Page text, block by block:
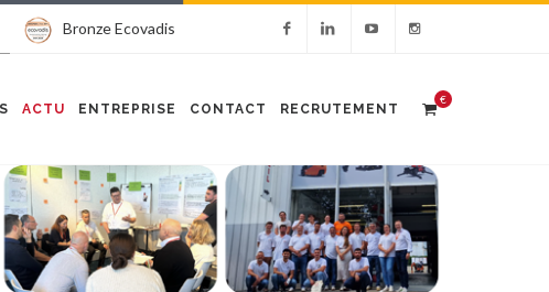
Bronze Ecovadis
ACTU ENTREPRISE CONTACT RECRUTEMENT
€